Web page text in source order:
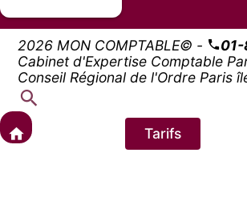
2026 MON COMPTABLE© -
Cabinet d'Expertise Comptable
Conseil Régional de l'Ordre Paris
Tarifs